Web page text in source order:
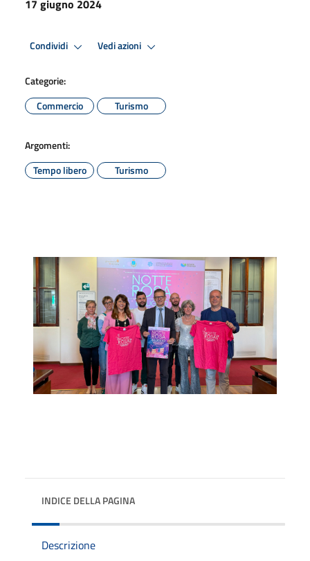
17 giugno 2024
Condividi Vedi azioni
Categorie:
Commercio
Turismo
Argomenti:
Tempo libero
Turismo
INDICE DELLA PAGINA
Descrizione